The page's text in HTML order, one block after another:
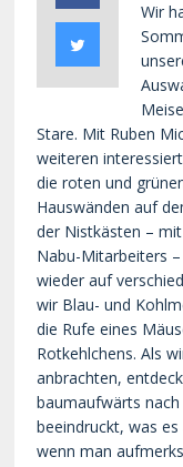
Wir
Stare. Mit Ruben
weiteren
die roten und
Hauswänden auf
der Nistkästen –
Nabu-Mitarbeiters
wieder auf
wir Blau- und
die Rufe eines
Rotkehlchens. Als
anbrachten,
baumaufwärts
beeindruckt, was
wenn man